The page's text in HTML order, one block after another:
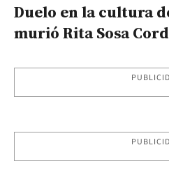
Duelo en la cultura
murió Rita Sosa